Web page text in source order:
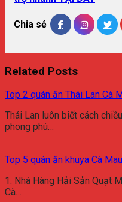
Chia sẻ
Related Posts
Top 2 quán ăn Thái Lan Cà
Thái Lan luôn biết cách
phong phú…
Top 5 quán ăn khuya Cà
1. Nhà Hàng Hải Sản Quạt
Cà…